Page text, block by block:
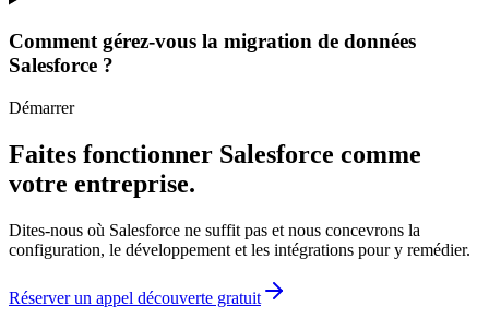
Comment gérez-vous la migration de données
Salesforce ?
Démarrer
Faites fonctionner Salesforce comme
votre entreprise.
Dites-nous où Salesforce ne suffit pas et nous concevrons la
configuration, le développement et les intégrations pour y remédier.
Réserver un appel découverte gratuit